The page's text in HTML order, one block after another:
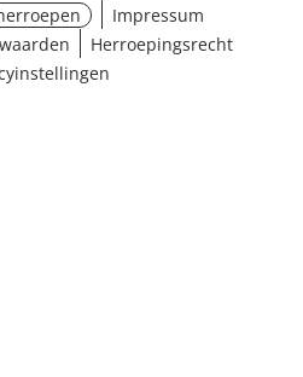
Impressum
Herroepingsrecht